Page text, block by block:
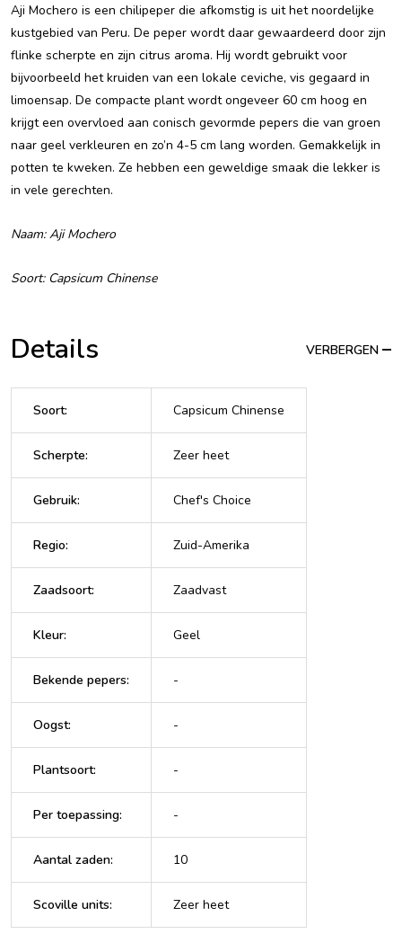
Aji Mochero is een chilipeper die afkomstig is uit het noordelijke
kustgebied van Peru. De peper wordt daar gewaardeerd door zijn
flinke scherpte en zijn citrus aroma. Hij wordt gebruikt voor
bijvoorbeeld het kruiden van een lokale ceviche, vis gegaard in
limoensap. De compacte plant wordt ongeveer 60 cm hoog en
krijgt een overvloed aan conisch gevormde pepers die van groen
naar geel verkleuren en zo’n 4-5 cm lang worden. Gemakkelijk in
potten te kweken. Ze hebben een geweldige smaak die lekker is
in vele gerechten.
Naam: Aji Mochero
Soort: Capsicum Chinense
Details VERBERGEN
Soort: Capsicum Chinense
Scherpte: Zeer heet
Gebruik: Chef's Choice
Regio: Zuid-Amerika
Zaadsoort: Zaadvast
Kleur: Geel
Bekende pepers: -
Oogst: -
Plantsoort: -
Per toepassing: -
Aantal zaden: 10
Scoville units: Zeer heet